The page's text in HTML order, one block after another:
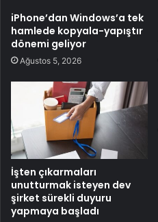
iPhone’dan Windows’a tek
hamlede kopyala-yapıştır
dönemi geliyor
Ağustos 5, 2026
İşten çıkarmaları
unutturmak isteyen dev
şirket sürekli duyuru
yapmaya başladı